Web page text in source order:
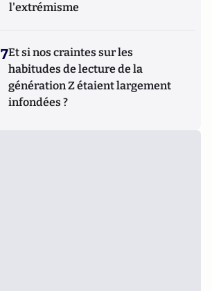
l'extrémisme
7Et si nos craintes sur les
habitudes de lecture de la
génération Z étaient largement
infondées ?